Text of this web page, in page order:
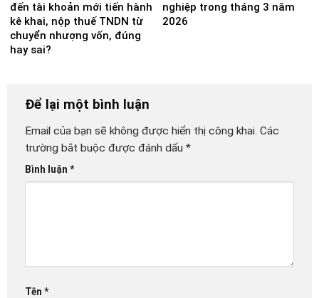
đến tài khoản mới tiến hành
kê khai, nộp thuế TNDN từ
chuyển nhượng vốn, đúng
hay sai?
nghiệp trong tháng 3 năm
2026
Để lại một bình luận
Email của bạn sẽ không được hiển thị công khai. Các
trường bắt buộc được đánh dấu *
Bình luận *
Tên *